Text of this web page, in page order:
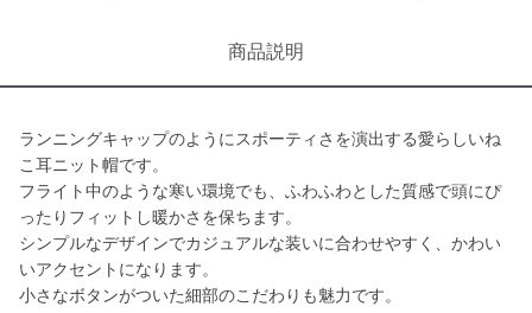
商品説明
ランニングキャップのようにスポーティさを演出する愛らしいね
こ耳ニット帽です。
フライト中のような寒い環境でも、ふわふわとした質感で頭にぴ
ったりフィットし暖かさを保ちます。
シンプルなデザインでカジュアルな装いに合わせやすく、かわい
いアクセントになります。
小さなボタンがついた細部のこだわりも魅力です。